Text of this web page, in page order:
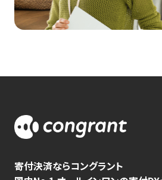
寄付決済ならコングラント